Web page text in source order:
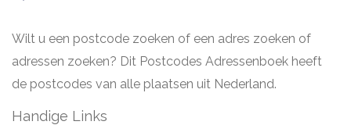
Wilt u een postcode zoeken of een adres zoeken of
adressen zoeken? Dit Postcodes Adressenboek heeft
de postcodes van alle plaatsen uit Nederland.
Handige Links